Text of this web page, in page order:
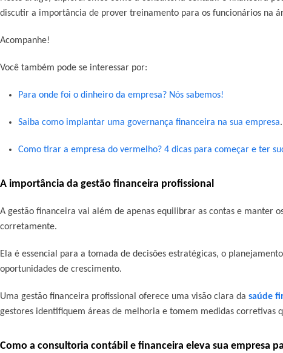
discutir a importância de prover treinamento para os funcionários na
Acompanhe!
Você também pode se interessar por:
Para onde foi o dinheiro da empresa? Nós sabemos!
Saiba como implantar uma governança financeira na sua empresa.
Como tirar a empresa do vermelho? 4 dicas para começar e ter
A importância da gestão financeira profissional
A gestão financeira vai além de apenas equilibrar as contas e manter
corretamente.
Ela é essencial para a tomada de decisões estratégicas, o
oportunidades de crescimento.
Uma gestão financeira profissional oferece uma visão clara da saúde
gestores identifiquem áreas de melhoria e tomem medidas corretivas
Como a consultoria contábil e financeira eleva sua empresa